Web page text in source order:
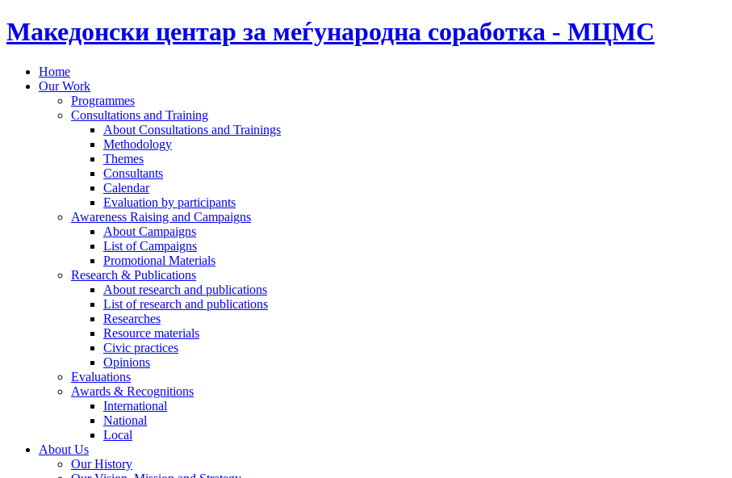
Македонски центар за меѓународна соработка - МЦМС
Home
Our Work
Programmes
Consultations and Training
About Consultations and Trainings
Methodology
Themes
Consultants
Calendar
Evaluation by participants
Awareness Raising and Campaigns
About Campaigns
List of Campaigns
Promotional Materials
Research & Publications
About research and publications
List of research and publications
Researches
Resource materials
Civic practices
Opinions
Evaluations
Awards & Recognitions
International
National
Local
About Us
Our History